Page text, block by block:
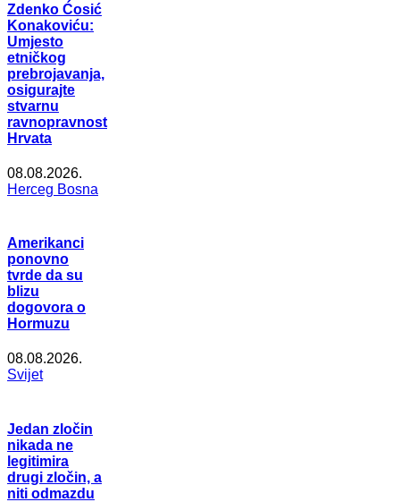
Zdenko Ćosić
Konakoviću:
Umjesto
etničkog
prebrojavanja,
osigurajte
stvarnu
ravnopravnost
Hrvata
08.08.2026.
Herceg Bosna
Amerikanci
ponovno
tvrde da su
blizu
dogovora o
Hormuzu
08.08.2026.
Svijet
Jedan zločin
nikada ne
legitimira
drugi zločin, a
niti odmazdu